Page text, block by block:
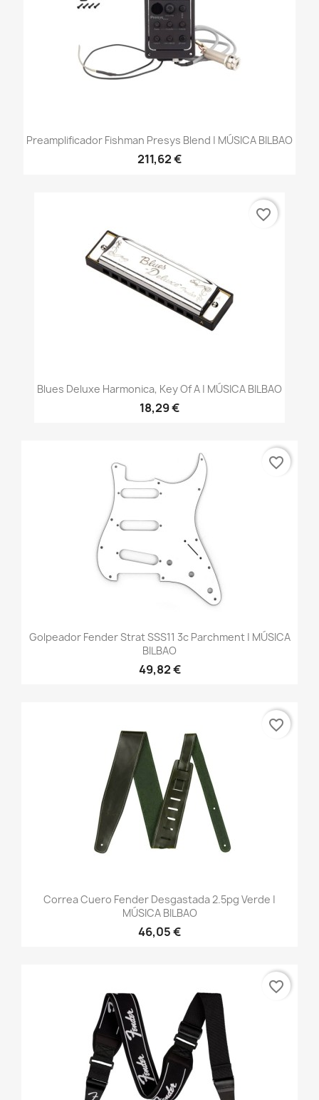
Preamplificador Fishman Presys Blend | MÚSICA BILBAO
211,62 €
Blues Deluxe Harmonica, Key Of A | MÚSICA BILBAO
18,29 €
favorite_border
Golpeador Fender Strat SSS11 3c Parchment | MÚSICA
BILBAO
49,82 €
favorite_border
Correa Cuero Fender Desgastada 2.5pg Verde |
MÚSICA BILBAO
46,05 €
favorite_border
favorite_border